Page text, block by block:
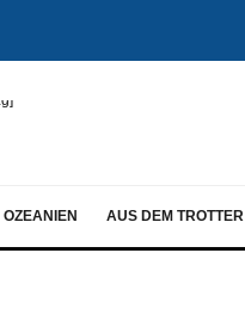
OZEANIEN AUS DEM TROTTER